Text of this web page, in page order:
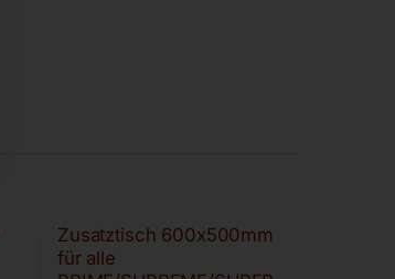
Zusatztisch 600x500mm
für alle